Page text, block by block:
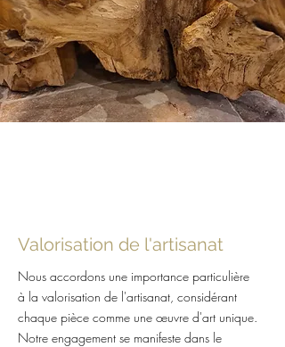
Valorisation de l'artisanat
Nous accordons une importance particulière
à la valorisation de l'artisanat, considérant
chaque pièce comme une œuvre d'art unique.
Notre engagement se manifeste dans le